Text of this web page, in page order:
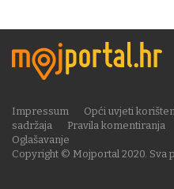
Copyright © Mojportal 2020. Sva
Impressum Opći uvjeti
sadržaja
Pravila komentiranja
Oglašavanje